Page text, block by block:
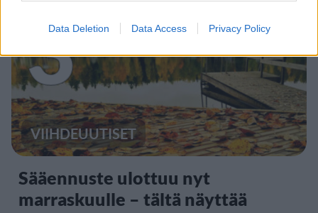
Data Deletion Data Access Privacy Policy
3
VIIHDEUUTISET
Sääennuste ulottuu nyt
marraskuulle – tältä näyttää